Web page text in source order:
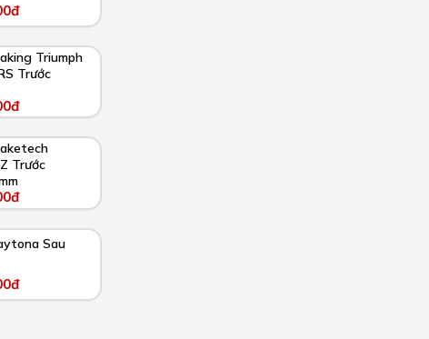
Triumph
Trước
Trước
Sau